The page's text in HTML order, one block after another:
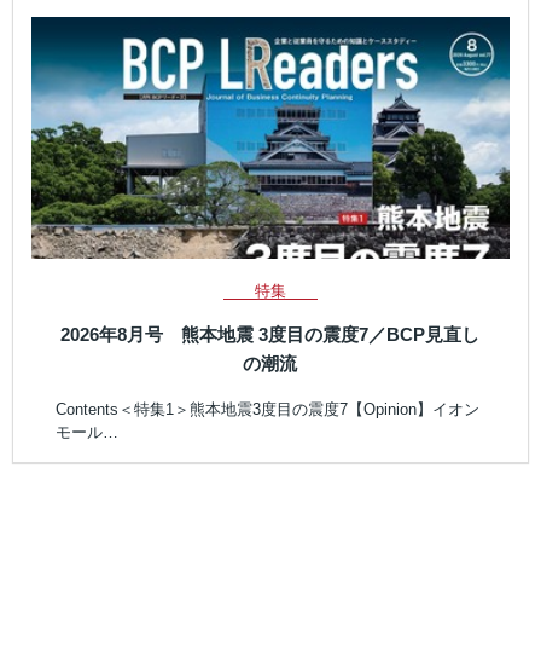
特集
2026年8月号 熊本地震 3度目の震度7／BCP見直し
の潮流
Contents＜特集1＞熊本地震3度目の震度7【Opinion】イオン
モール…